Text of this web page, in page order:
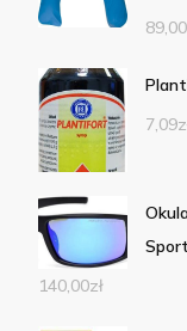
89,00
7,09
140,00zł